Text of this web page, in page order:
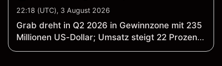
22:18 (UTC), 3 August 2026
Grab dreht in Q2 2026 in Gewinnzone mit 235
Millionen US-Dollar; Umsatz steigt 22 Prozent
auf 997 Millionen US-Dollar